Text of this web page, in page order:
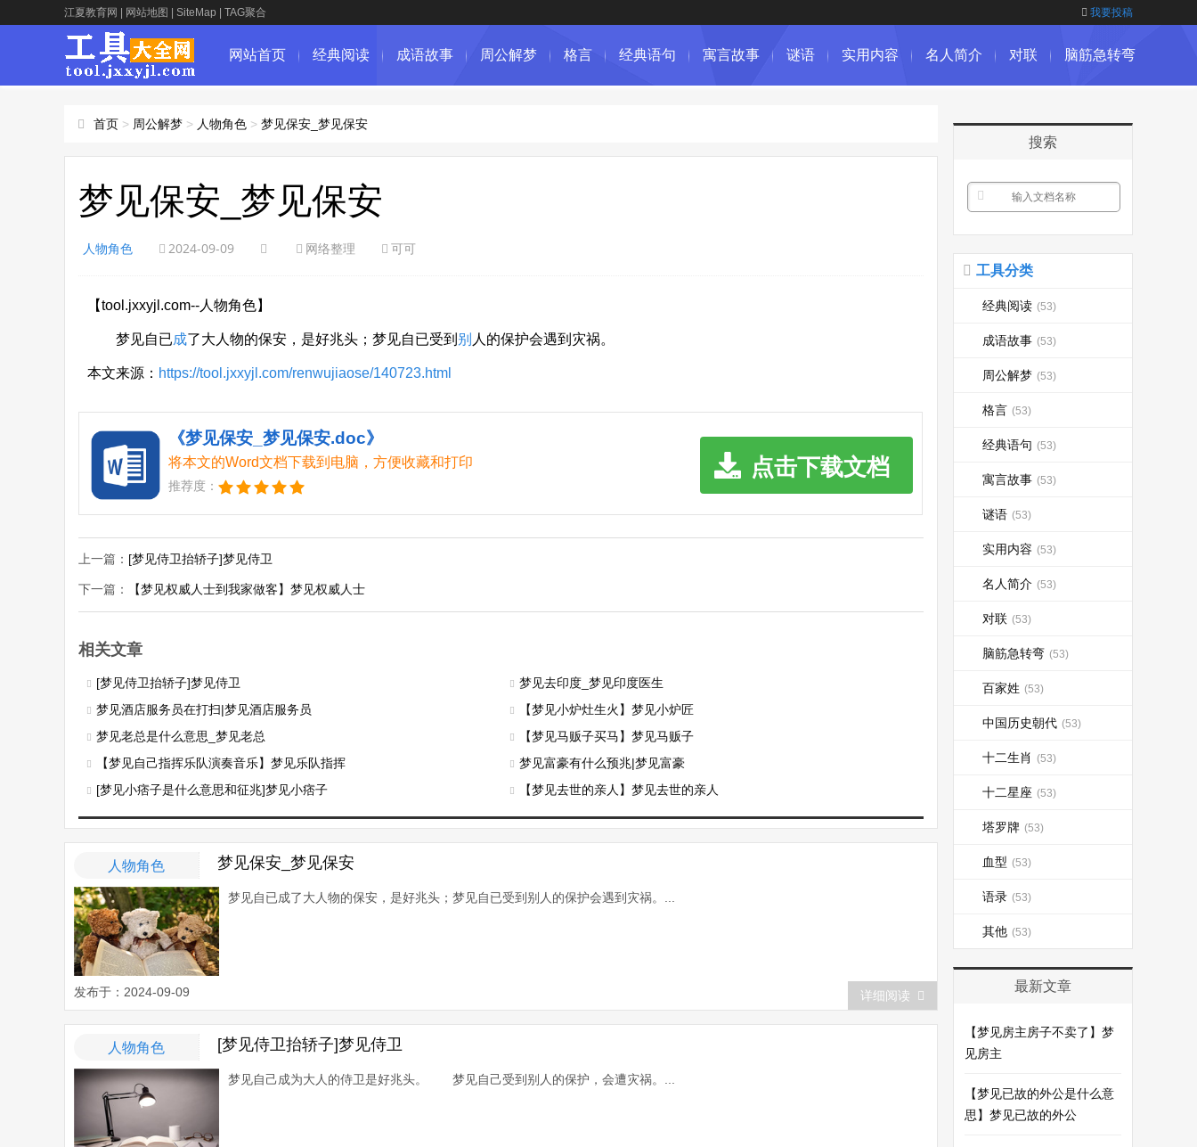
江夏教育网 网站地图 SiteMap TAG聚合 我要投稿
网站首页 经典阅读 成语故事 周公解梦 格言 经典语句 寓言故事 谜语 实用内容 名人简介 对联 脑筋急转弯
首页 > 周公解梦 > 人物角色 > 梦见保安_梦见保安
梦见保安_梦见保安
人物角色 2024-09-09 网络整理 可可
【tool.jxxyjl.com--人物角色】
梦见自已成了大人物的保安，是好兆头；梦见自已受到 别 人的保护会遇到灾祸。
本文来源： https://tool.jxxyjl.com/renwujiaose/140723.html
《梦见保安_梦见保安.doc》
将本文的Word文档下载到电脑，方便收藏和打印
推荐度：
点击下载文档
上一篇： [梦见侍卫抬轿子]梦见侍卫
下一篇： 【梦见权威人士到我家做客】梦见权威人士
相关文章
[梦见侍卫抬轿子]梦见侍卫
梦见去印度_梦见印度医生
梦见酒店服务员在打扫|梦见酒店服务员
【梦见小炉灶生火】梦见小炉匠
梦见老总是什么意思_梦见老总
【梦见马贩子买马】梦见马贩子
【梦见自己指挥乐队演奏音乐】梦见乐队指挥
梦见富豪有什么预兆|梦见富豪
[梦见小痞子是什么意思和征兆]梦见小痞子
【梦见去世的亲人】梦见去世的亲人
人物角色 梦见保安_梦见保安
梦见自已成了大人物的保安，是好兆头；梦见自已受到别人的保护会遇到灾祸。...
发布于：2024-09-09 详细阅读
人物角色 [梦见侍卫抬轿子]梦见侍卫
梦见自己成为大人的侍卫是好兆头。 梦见自己受到别人的保护，会遭灾祸。...
搜索
工具分类
经典阅读 (53)
成语故事 (53)
周公解梦 (53)
格言 (53)
经典语句 (53)
寓言故事 (53)
谜语 (53)
实用内容 (53)
名人简介 (53)
对联 (53)
脑筋急转弯 (53)
百家姓 (53)
中国历史朝代 (53)
十二生肖 (53)
十二星座 (53)
塔罗牌 (53)
血型 (53)
语录 (53)
其他 (53)
最新文章
【梦见房主房子不卖了】梦
见房主
【梦见已故的外公是什么意
思】梦见已故的外公